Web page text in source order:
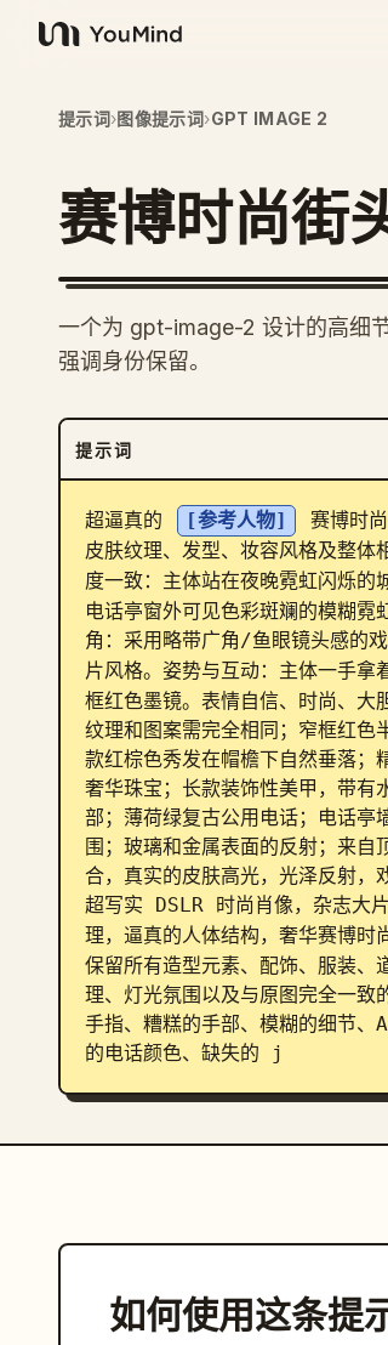
YouMind
提示词›图像提示词›GPT IMAGE 2
赛博时尚街
一个为 gpt-image-2 设计的高细
强调身份保留。
提示词
超逼真的 [参考人物]
赛博时
皮肤纹理、发型、妆容风格及整体
度一致：主体站在夜晚霓虹闪烁的
电话亭窗外可见色彩斑斓的模糊
角：采用略带广角/鱼眼镜头感的
片风格。姿势与互动：主体一手拿
框红色墨镜。表情自信、时尚、大
纹理和图案需完全相同；窄框红色
款红棕色秀发在帽檐下自然垂落；
奢华珠宝；长款装饰性美甲，带有
部；薄荷绿复古公用电话；电话亭
围；玻璃和金属表面的反射；来
合，真实的皮肤高光，光泽反射，
超写实 DSLR 时尚肖像，杂志大
理，逼真的人体结构，奢华赛博时
保留所有造型元素、配饰、服装、
理、灯光氛围以及与原图完全一致
手指、糟糕的手部、模糊的细节
的电话颜色、缺失的 j
如何使用这条提